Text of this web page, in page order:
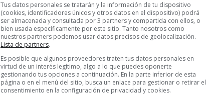
Tus datos personales se tratarán y la información de tu dispositivo
(cookies, identificadores únicos y otros datos en el dispositivo) podrá
ser almacenada y consultada por 3 partners y compartida con ellos, o
bien usada específicamente por este sitio. Tanto nosotros como
nuestros partners podemos usar datos precisos de geolocalización.
Lista de partners.
Es posible que algunos proveedores traten tus datos personales en
virtud de un interés legítimo, algo a lo que puedes oponerte
gestionando tus opciones a continuación. En la parte inferior de esta
página o en el menú del sitio, busca un enlace para gestionar o retirar el
consentimiento en la configuración de privacidad y cookies.